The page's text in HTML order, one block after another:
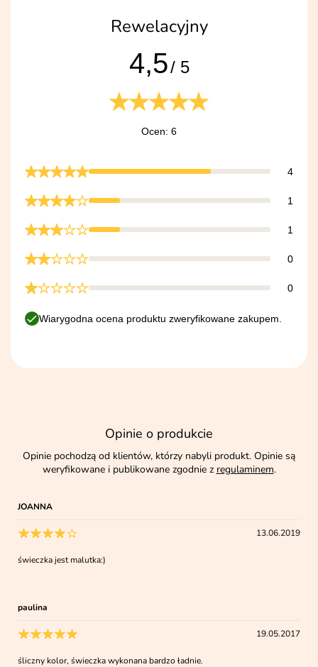
Rewelacyjny
4,5/ 5
Ocen: 6
4
1
1
0
0
Wiarygodna ocena produktu zweryfikowane zakupem.
Opinie o produkcie
Opinie pochodzą od klientów, którzy nabyli produkt. Opinie są
weryfikowane i publikowane zgodnie z regulaminem.
JOANNA
13.06.2019
świeczka jest malutka:)
paulina
19.05.2017
śliczny kolor, świeczka wykonana bardzo ładnie.